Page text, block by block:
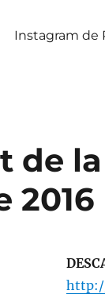
Instagram de
de
2016